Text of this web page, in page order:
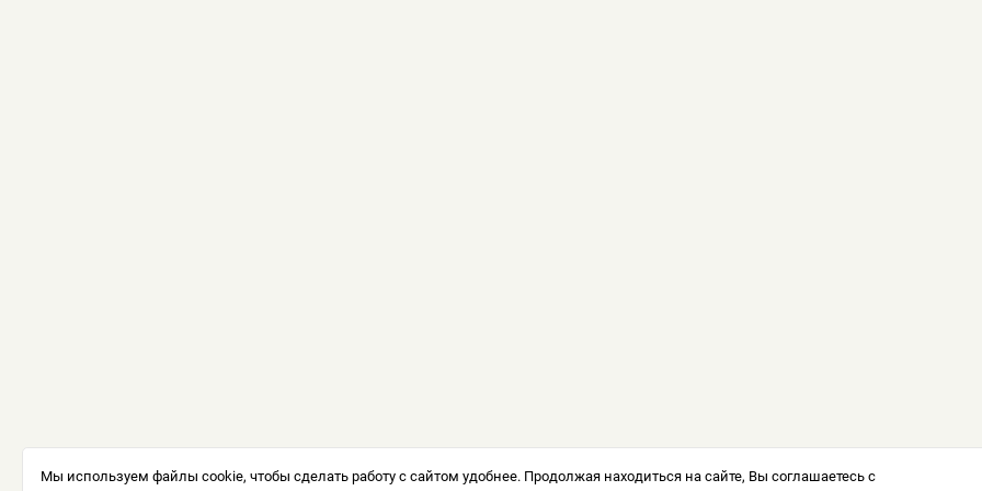
Мы используем файлы cookie, чтобы сделать работу с сайтом удобнее. Продолжая находиться на сайте, Вы соглашаетесь с